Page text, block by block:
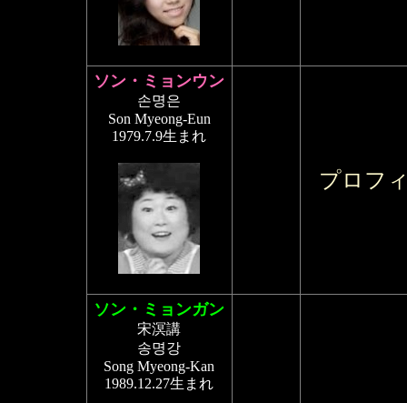
ソン・ミョンウン
손명은
Son Myeong-Eun
1979.7.9生まれ
プロフ
ソン・ミョンガン
宋溟講
송명강
Song Myeong-Kan
1989.12.27生まれ